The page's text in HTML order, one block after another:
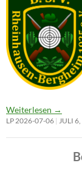
Weiterlesen →
LP 2026-07-06 JULI